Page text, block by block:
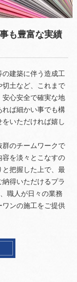
も豊富な実績
建築に伴う造成工
土など、これまで
心安全で確実な地
ば細かい事でも構
いただければ嬉し
のチームワークで
を淡々とこなすの
把握した上で、最
得いただけるプラ
職人が日々の業務
ンの施工をご提供